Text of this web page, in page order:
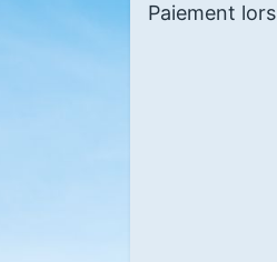
Paiement